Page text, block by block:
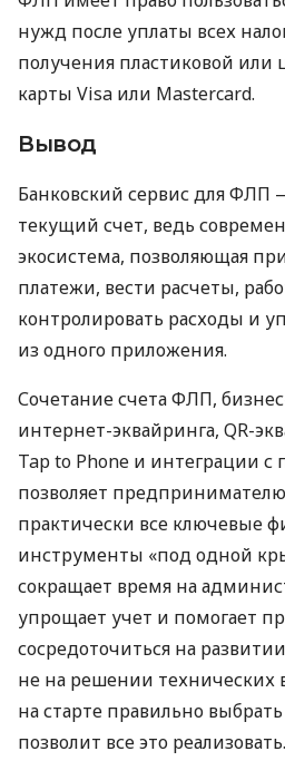
нужд после уплаты всех
получения пластиковой или
карты Visa или Mastercard.
Вывод
Банковский сервис для ФЛП
текущий счет, ведь
экосистема, позволяющая
платежи, вести расчеты,
контролировать расходы и
из одного приложения.
Сочетание счета ФЛП,
интернет-эквайринга, QR-
Tap to Phone и интеграции
позволяет
практически все ключевые
инструменты «под одной
сокращает время на
упрощает учет и помогает
сосредоточиться на
не на решении технических
на старте правильно
позволит все это реализовать.